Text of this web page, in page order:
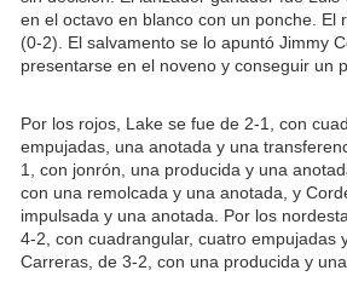
en el octavo en blanco con un ponche. El
(0-2). El salvamento se lo apuntó Jimmy
presentarse en el noveno y conseguir un
Por los rojos, Lake se fue de 2-1, con
empujadas, una anotada y una
1, con jonrón, una producida y una
con una remolcada y una anotada, y
impulsada y una anotada. Por los
4-2, con cuadrangular, cuatro empujadas
Carreras, de 3-2, con una producida y